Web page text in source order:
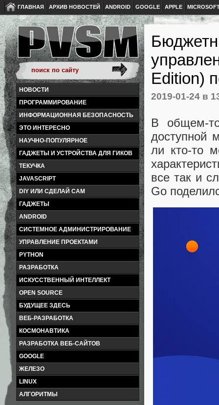
ГЛАВНАЯ АРХИВ НОВОСТЕЙ ANDROID GOOGLE APPLE
НОВОСТИ
ПРОГРАММИРОВАНИЕ
ИНФОРМАЦИОННАЯ БЕЗОПАСНОСТЬ
ЭТО ИНТЕРЕСНО
НАУЧНО-ПОПУЛЯРНОЕ
ГАДЖЕТЫ И УСТРОЙСТВА ДЛЯ ГИКОВ
ТЕКУЧКА
JAVASCRIPT
DIY ИЛИ СДЕЛАЙ САМ
ГАДЖЕТЫ
ANDROID
СИСТЕМНОЕ АДМИНИСТРИРОВАНИЕ
УПРАВЛЕНИЕ ПРОЕКТАМИ
PYTHON
РАЗРАБОТКА
ИСКУССТВЕННЫЙ ИНТЕЛЛЕКТ
OPEN SOURCE
БУДУЩЕЕ ЗДЕСЬ
ВЕБ-РАЗРАБОТКА
КОСМОНАВТИКА
РАЗРАБОТКА ВЕБ-САЙТОВ
GOOGLE
ЖЕЛЕЗО
LINUX
АЛГОРИТМЫ
Edition)
2019-01-24 в
В общем-
доступной
ли кто-то
все так и
Go